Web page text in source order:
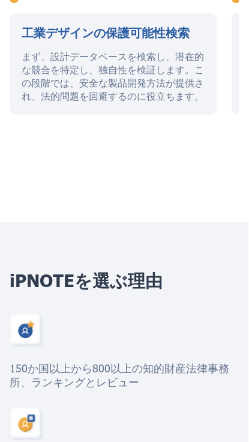
工業デザインの保護可能性検索
まず、設計データベースを検索し、潜在的
な競合を特定し、独自性を検証します。こ
の段階では、安全な製品開発方法が提供さ
れ、法的問題を回避するのに役立ちます。
iPNOTEを選ぶ理由
150か国以上から800以上の知的財産法律事務
所、ランキングとレビュー